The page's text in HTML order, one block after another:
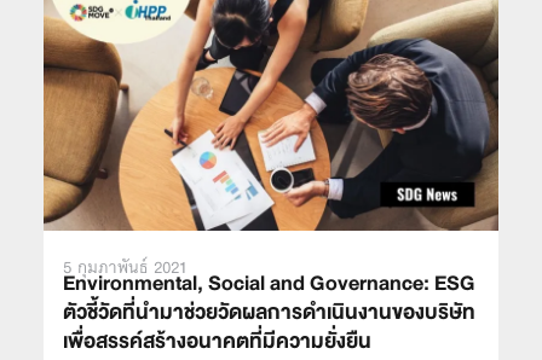
5 กุมภาพันธ์ 2021
Environmental, Social and Governance: ESG
ตัวชี้วัดที่นำมาช่วยวัดผลการดำเนินงานของบริษัท
เพื่อสรรค์สร้างอนาคตที่มีความยั่งยืน